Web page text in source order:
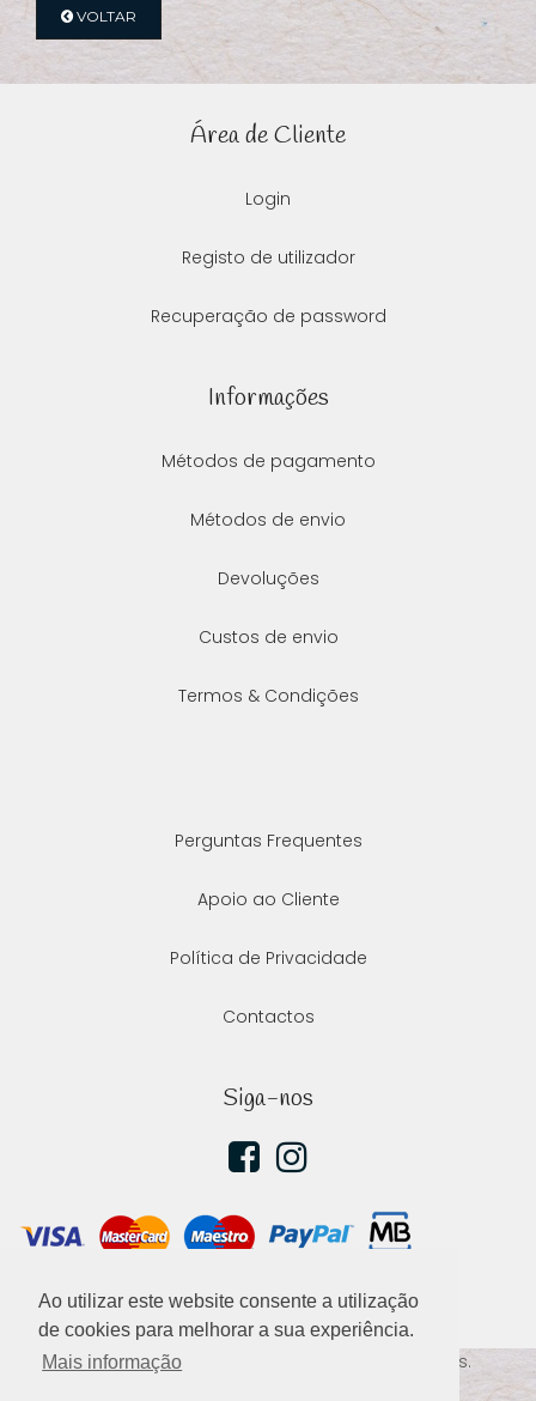
Ao utilizar este website consente a utilização
de cookies para melhorar a sua experiência.
Mais informação
VOLTAR
Área de Cliente
Login
Registo de utilizador
Recuperação de password
Informações
Métodos de pagamento
Métodos de envio
Devoluções
Custos de envio
Termos & Condições
Perguntas Frequentes
Apoio ao Cliente
Política de Privacidade
Contactos
Siga-nos
2020 ©Ellephant , todos os direitos reservados.